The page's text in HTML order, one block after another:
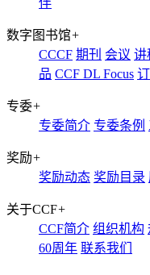
伴
数字图书馆+
CCCF 期刊 会议 讲
品 CCF DL Focus
专委+
专委简介 专委条例
奖励+
奖励动态 奖励目录
关于CCF+
CCF简介 组织机构
60周年 联系我们